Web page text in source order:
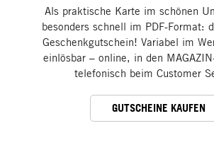
Als praktische Karte im schönen
besonders schnell im PDF-Format:
Geschenkgutschein! Variabel im
einlösbar – online, in den
telefonisch beim Customer
GUTSCHEINE KAUFEN